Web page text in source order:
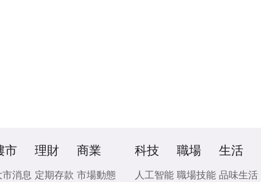
市
市消息
理財
定期存款
商業
市場動態
科技
人工智能
職場
職場技能
生活
品味生活